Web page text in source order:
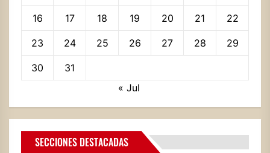
16 17 18 19 20 21 22
23 24 25 26 27 28 29
30
31
« Jul
SECCIONES DESTACADAS